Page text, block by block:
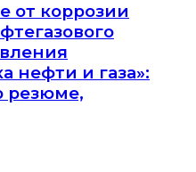
от коррозии
нефти и газа»:
резюме,